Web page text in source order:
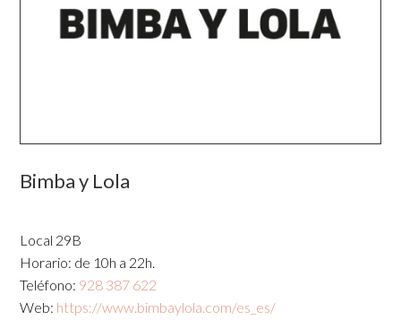
Bimba y Lola
Local 29B
Horario: de 10h a 22h.
Teléfono: 928 387 622
Web: https://www.bimbaylola.com/es_es/